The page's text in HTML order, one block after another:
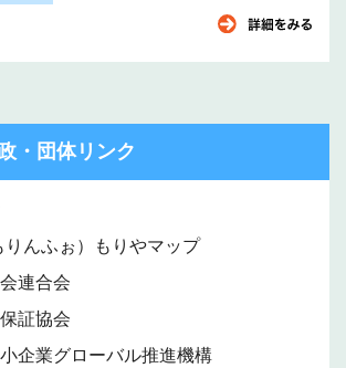
・団体リンク
りんふぉ）もりやマップ
連合会
証協会
企業グローバル推進機構